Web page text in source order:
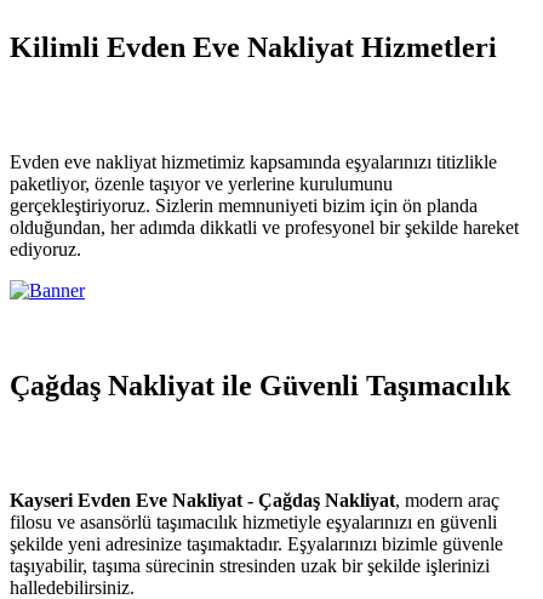
Kilimli Evden Eve Nakliyat Hizmetleri
Evden eve nakliyat hizmetimiz kapsamında eşyalarınızı titizlikle
paketliyor, özenle taşıyor ve yerlerine kurulumunu
gerçekleştiriyoruz. Sizlerin memnuniyeti bizim için ön planda
olduğundan, her adımda dikkatli ve profesyonel bir şekilde hareket
ediyoruz.
Çağdaş Nakliyat ile Güvenli Taşımacılık
Kayseri Evden Eve Nakliyat - Çağdaş Nakliyat, modern araç
filosu ve asansörlü taşımacılık hizmetiyle eşyalarınızı en güvenli
şekilde yeni adresinize taşımaktadır. Eşyalarınızı bizimle güvenle
taşıyabilir, taşıma sürecinin stresinden uzak bir şekilde işlerinizi
halledebilirsiniz.